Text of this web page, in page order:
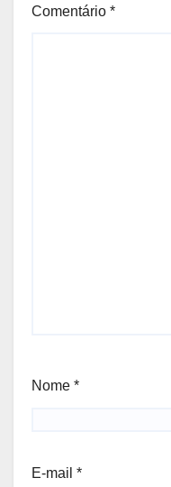
Comentário *
Nome *
E-mail *